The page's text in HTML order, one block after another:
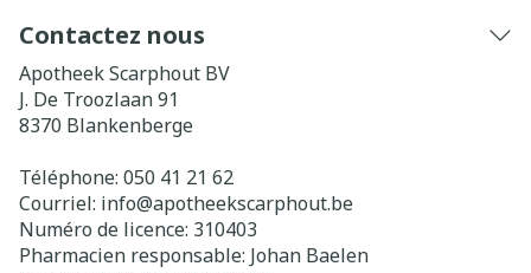
Contactez nous
Apotheek Scarphout BV
J. De Troozlaan 91
8370 Blankenberge
Téléphone: 050 41 21 62
Courriel: info@apotheekscarphout.be
Numéro de licence: 310403
Pharmacien responsable: Johan Baelen